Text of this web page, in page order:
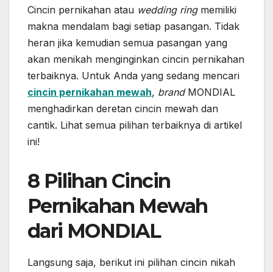
Cincin pernikahan atau wedding ring memiliki
makna mendalam bagi setiap pasangan. Tidak
heran jika kemudian semua pasangan yang
akan menikah menginginkan cincin pernikahan
terbaiknya. Untuk Anda yang sedang mencari
cincin pernikahan mewah, brand MONDIAL
menghadirkan deretan cincin mewah dan
cantik. Lihat semua pilihan terbaiknya di artikel
ini!
8 Pilihan Cincin
Pernikahan Mewah
dari MONDIAL
Langsung saja, berikut ini pilihan cincin nikah